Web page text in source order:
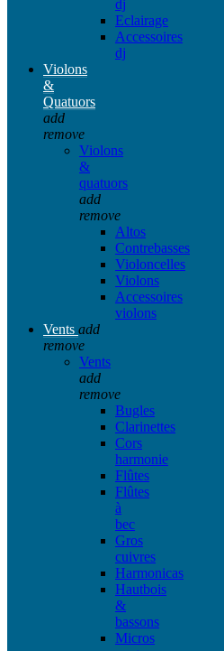
dj
Eclairage
Accessoires
dj
Violons
&
Quatuors
add
remove
Violons
&
quatuors
add
remove
Altos
Contrebasses
Violoncelles
Violons
Accessoires
violons
Vents add
remove
Vents
add
remove
Bugles
Clarinettes
Cors
harmonie
Flûtes
Flûtes
à
bec
Gros
cuivres
Harmonicas
Hautbois
&
bassons
Micros